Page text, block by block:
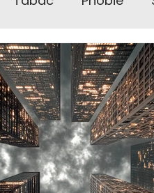
Mécanismes